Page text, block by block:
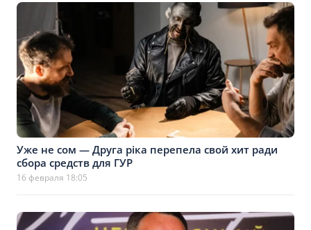
Уже не сом — Друга ріка перепела свой хит ради
сбора средств для ГУР
16 февраля 18:05